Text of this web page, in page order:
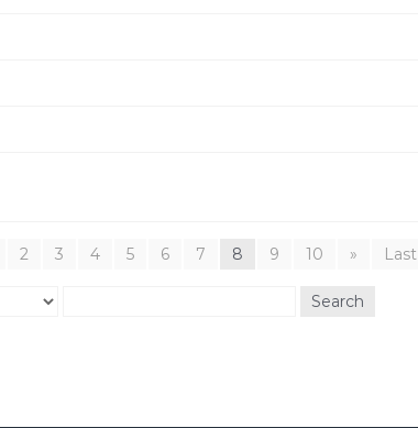
2 3 4 5 6 7 8 9 10 » Last
Search